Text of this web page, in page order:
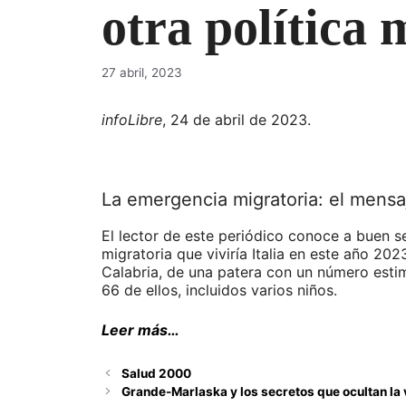
otra política
27 abril, 2023
infoLibre, 24 de abril de 2023.
La emergencia migratoria: el
El lector de este periódico conoce a buen
migratoria que viviría Italia en este año
Calabria, de una patera con un número
66 de ellos, incluidos varios niños.
Leer más…
Salud 2000
Grande-Marlaska y los secretos que ocultan la